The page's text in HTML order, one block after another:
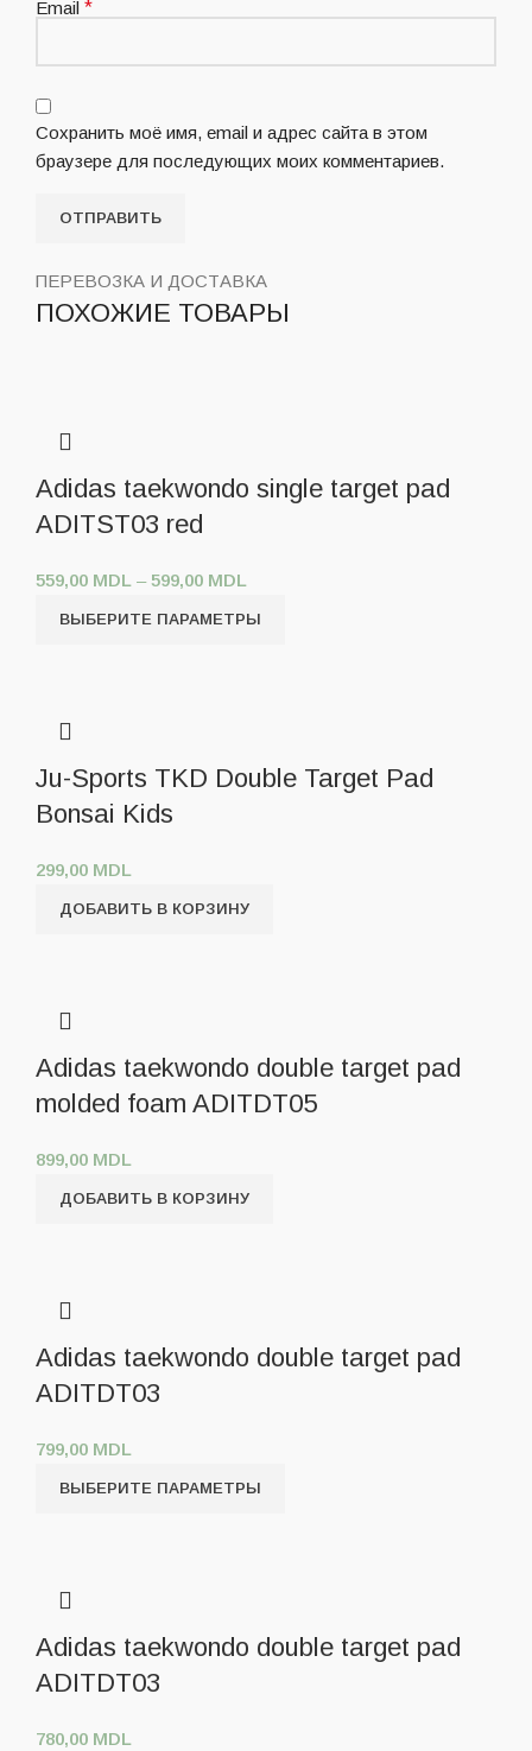
Email *
Сохранить моё имя, email и адрес сайта в этом
браузере для последующих моих комментариев.
ПЕРЕВОЗКА И ДОСТАВКА
ПОХОЖИЕ ТОВАРЫ
Adidas taekwondo single target pad
ADITST03 red
559,00 MDL – 599,00 MDL
ВЫБЕРИТЕ ПАРАМЕТРЫ
Ju-Sports TKD Double Target Pad
Bonsai Kids
299,00 MDL
ДОБАВИТЬ В КОРЗИНУ
Adidas taekwondo double target pad
molded foam ADITDT05
899,00 MDL
ДОБАВИТЬ В КОРЗИНУ
Adidas taekwondo double target pad
ADITDT03
799,00 MDL
ВЫБЕРИТЕ ПАРАМЕТРЫ
Adidas taekwondo double target pad
ADITDT03
780,00 MDL